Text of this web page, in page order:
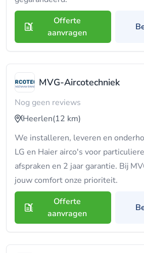
Offerte
aanvragen
MVG-Aircotechniek
Nog geen reviews
Heerlen(12 km)
We installeren, leveren en
LG en Haier airco's voor
afspraken en 2 jaar garantie. Bij
jouw comfort onze prioriteit.
Offerte
aanvragen